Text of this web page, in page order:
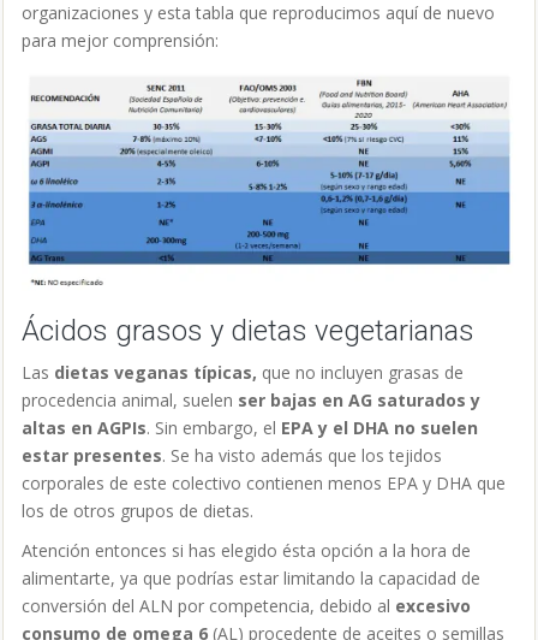
organizaciones y esta tabla que reproducimos aquí de nuevo
para mejor comprensión:
Ácidos grasos y dietas vegetarianas
Las dietas veganas típicas, que no incluyen grasas de
procedencia animal, suelen ser bajas en AG saturados y
altas en AGPIs. Sin embargo, el EPA y el DHA no suelen
estar presentes. Se ha visto además que los tejidos
corporales de este colectivo contienen menos EPA y DHA que
los de otros grupos de dietas.
Atención entonces si has elegido ésta opción a la hora de
alimentarte, ya que podrías estar limitando la capacidad de
conversión del ALN por competencia, debido al excesivo
consumo de omega 6 (AL) procedente de aceites o semillas